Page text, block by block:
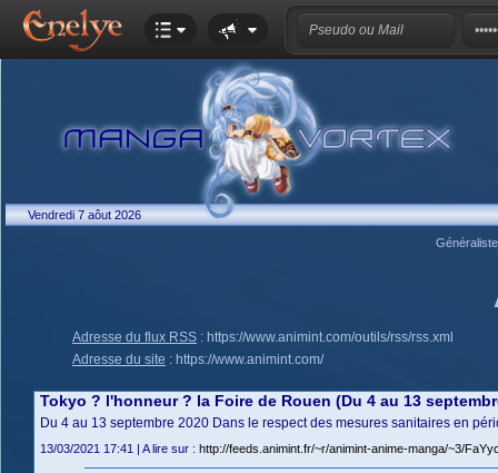
Vendredi 7 aôut 2026
Adresse du flux RSS : https://www.animint.com/outils/rss/rss.xml
Adresse du site : https://www.animint.com/
Tokyo ? l'honneur ? la Foire de Rouen (Du 4 au 13
Du 4 au 13 septembre 2020 Dans le respect des mesures sanitaires en
13/03/2021 17:41 | A lire sur : http://feeds.animint.fr/~r/animint-anime-manga/~3/